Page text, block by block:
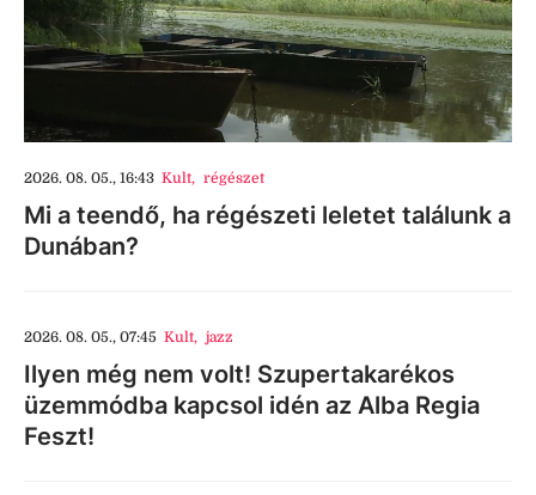
2026. 08. 05., 16:43 Kult, régészet
Mi a teendő, ha régészeti leletet találunk a
Dunában?
2026. 08. 05., 07:45 Kult, jazz
Ilyen még nem volt! Szupertakarékos
üzemmódba kapcsol idén az Alba Regia
Feszt!